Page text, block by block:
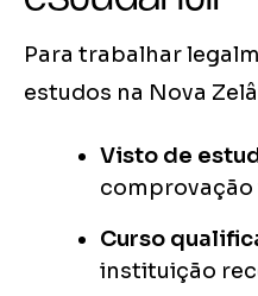
Para trabalhar
estudos na Nova
Visto de
Curso
instituição